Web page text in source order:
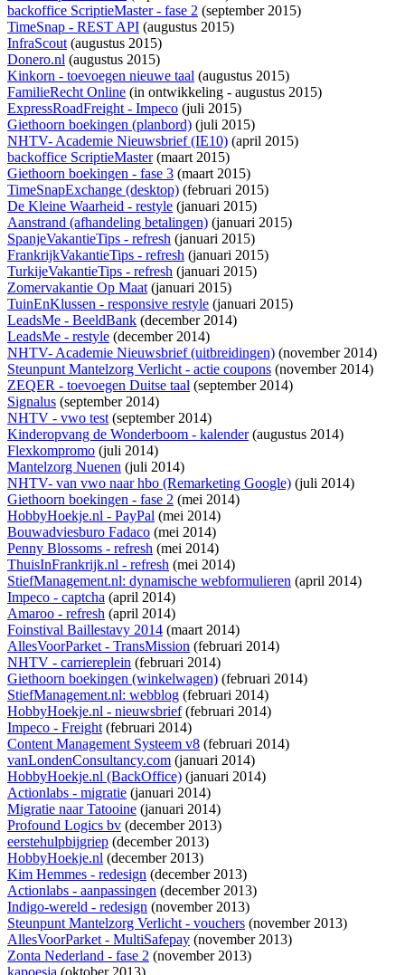
backoffice ScriptieMaster - fase 2 (september 2015)
TimeSnap - REST API (augustus 2015)
InfraScout(augustus 2015)
Donero.nl (augustus 2015)
Kinkorn - toevoegen nieuwe taal (augustus 2015)
FamilieRecht Online (in ontwikkeling - augustus 2015)
ExpressRoadFreight - Impeco (juli 2015)
Giethoorn boekingen (planbord) (juli 2015)
NHTV- Academie Nieuwsbrief (IE10) (april 2015)
backoffice ScriptieMaster(maart 2015)
Giethoorn boekingen - fase 3 (maart 2015)
TimeSnapExchange (desktop) (februari 2015)
De Kleine Waarheid - restyle (januari 2015)
Aanstrand (afhandeling betalingen) (januari 2015)
SpanjeVakantieTips - refresh (januari 2015)
FrankrijkVakantieTips - refresh (januari 2015)
TurkijeVakantieTips - refresh (januari 2015)
Zomervakantie Op Maat(januari 2015)
TuinEnKlussen - responsive restyle (januari 2015)
LeadsMe - BeeldBank (december 2014)
LeadsMe - restyle (december 2014)
NHTV- Academie Nieuwsbrief (uitbreidingen) (november 2014)
Steunpunt Mantelzorg Verlicht - actie coupons (november 2014)
ZEQER - toevoegen Duitse taal (september 2014)
Signalus (september 2014)
NHTV - vwo test(september 2014)
Kinderopvang de Wonderboom - kalender(augustus 2014)
Flexkompromo (juli 2014)
Mantelzorg Nuenen (juli 2014)
NHTV- van vwo naar hbo (Remarketing Google) (juli 2014)
Giethoorn boekingen - fase 2 (mei 2014)
HobbyHoekje.nl - PayPal (mei 2014)
Bouwadviesburo Fadaco (mei 2014)
Penny Blossoms - refresh (mei 2014)
ThuisInFrankrijk.nl - refresh (mei 2014)
StiefManagement.nl: dynamische webformulieren (april 2014)
Impeco - captcha (april 2014)
Amaroo - refresh (april 2014)
Foinstival Baillestavy 2014 (maart 2014)
AllesVoorParket - TransMission (februari 2014)
NHTV - carriereplein (februari 2014)
Giethoorn boekingen (winkelwagen) (februari 2014)
StiefManagement.nl: webblog (februari 2014)
HobbyHoekje.nl - nieuwsbrief(februari 2014)
Impeco - Freight(februari 2014)
Content Management Systeem v8 (februari 2014)
vanLondenConsultancy.com (januari 2014)
HobbyHoekje.nl (BackOffice) (januari 2014)
Actionlabs - migratie (januari 2014)
Migratie naar Tatooine (januari 2014)
Profound Logics bv (december 2013)
eerstehulpbijgriep (december 2013)
HobbyHoekje.nl (december 2013)
Kim Hemmes - redesign (december 2013)
Actionlabs - aanpassingen (december 2013)
Indigo-wereld - redesign (november 2013)
Steunpunt Mantelzorg Verlicht - vouchers (november 2013)
AllesVoorParket - MultiSafepay (november 2013)
Zonta Nederland - fase 2 (november 2013)